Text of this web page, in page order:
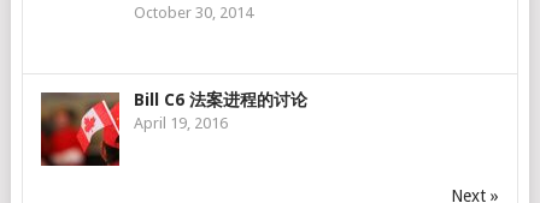
October 30, 2014
Bill C6 法案进程的讨论
April 19, 2016
Next »